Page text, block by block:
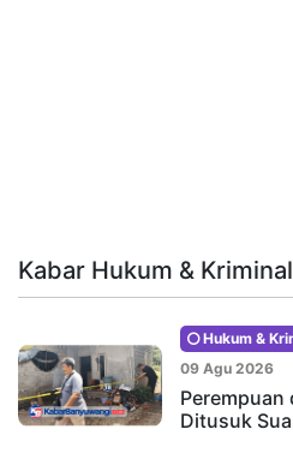
Kabar Hukum & Kriminal
Hukum &
09 Agu 2026
Perempuan
Ditusuk